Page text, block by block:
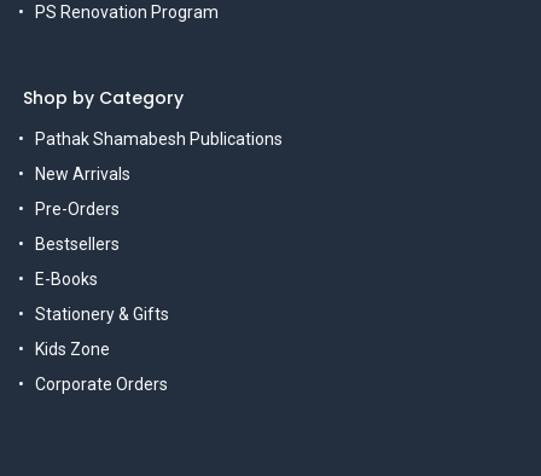
PS Renovation Program
Shop by Category
Pathak Shamabesh Publications
New Arrivals
Pre-Orders
Bestsellers
E-Books
Stationery & Gifts
Kids Zone
Corporate Orders